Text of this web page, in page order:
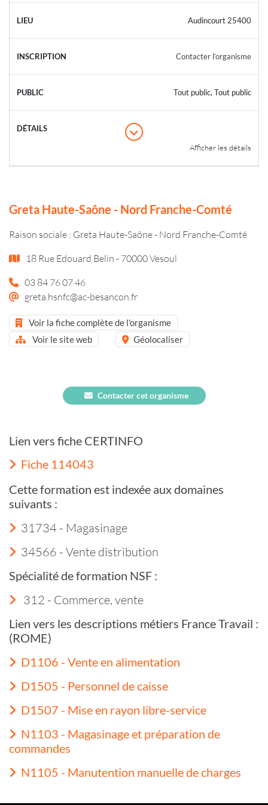
Audincourt 25400
Contacter l’organisme
Tout public, Tout public
Afficher les détails
Greta Haute-Saône - Nord Franche-Comté
Raison sociale : Greta Haute-Saône - Nord Franche-Comté
18 Rue Edouard Belin - 70000 Vesoul
03 84 76 07 46
greta.hsnfc@ac-besancon.fr
Voir la fiche complète de l'organisme
Voir le site web
Géolocaliser
Contacter cet organisme
Lien vers fiche CERTINFO
Fiche 114043
Cette formation est indexée aux domaines
suivants :
31734 - Magasinage
34566 - Vente distribution
Spécialité de formation NSF :
312 - Commerce, vente
Lien vers les descriptions métiers France Travail :
(ROME)
D1106 - Vente en alimentation
D1505 - Personnel de caisse
D1507 - Mise en rayon libre-service
N1103 - Magasinage et préparation de
commandes
N1105 - Manutention manuelle de charges